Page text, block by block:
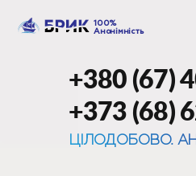
100%
Анонімність
+380 (67)
+373 (68)
ЦІЛОДОБОВО.